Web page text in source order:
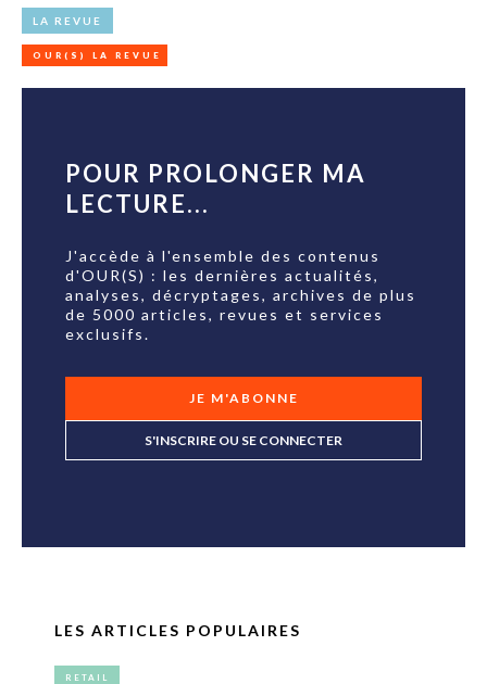
LA REVUE
OUR(S) LA REVUE
POUR PROLONGER MA
LECTURE...
J'accède à l'ensemble des contenus
d'OUR(S) : les dernières actualités,
analyses, décryptages, archives de plus
de 5000 articles, revues et services
exclusifs.
JE M'ABONNE
S'INSCRIRE OU SE CONNECTER
LES ARTICLES POPULAIRES
RETAIL